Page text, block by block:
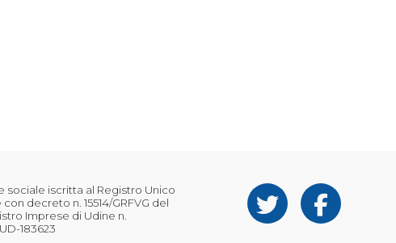
sociale iscritta al Registro Unico
decreto n. 15514/GRFVG del
Imprese di Udine n.
183623